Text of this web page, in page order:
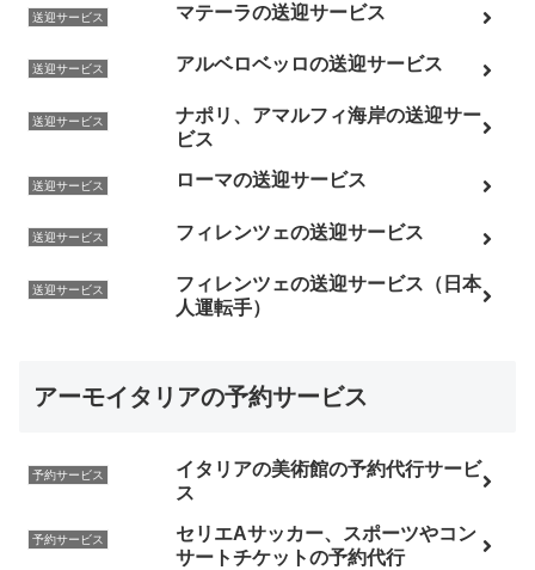
送迎サービス マテーラの送迎サービス
送迎サービス アルベロベッロの送迎サービス
送迎サービス
ナポリ、アマルフィ海岸の送迎サー
ビス
送迎サービス ローマの送迎サービス
送迎サービス フィレンツェの送迎サービス
送迎サービス
フィレンツェの送迎サービス（日本
人運転手）
アーモイタリアの予約サービス
予約サービス
イタリアの美術館の予約代行サービ
ス
予約サービス
セリエAサッカー、スポーツやコン
サートチケットの予約代行